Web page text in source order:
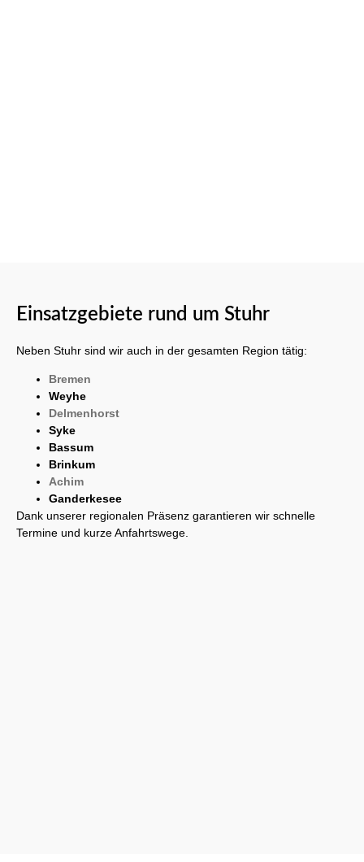
Einsatzgebiete rund um Stuhr
Neben Stuhr sind wir auch in der gesamten Region tätig:
Bremen
Weyhe
Delmenhorst
Syke
Bassum
Brinkum
Achim
Ganderkesee
Dank unserer regionalen Präsenz garantieren wir schnelle
Termine und kurze Anfahrtswege.